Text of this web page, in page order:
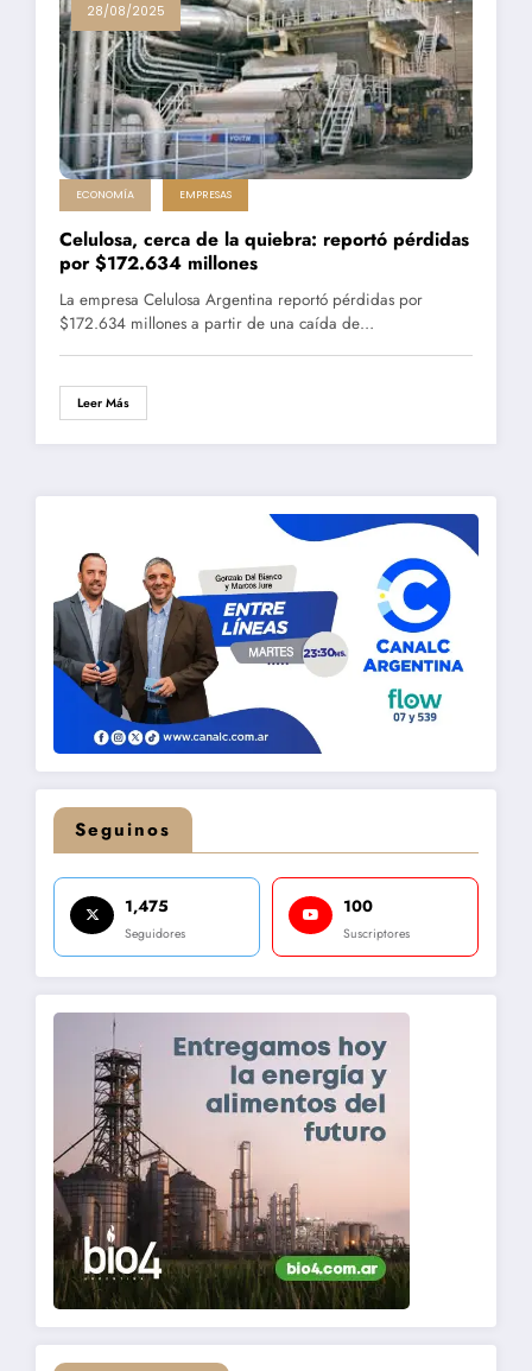
28/08/2025
ECONOMÍA EMPRESAS
Celulosa, cerca de la quiebra: reportó pérdidas
por $172.634 millones
La empresa Celulosa Argentina reportó pérdidas por
$172.634 millones a partir de una caída de…
Leer Más
Seguinos
1,475
Seguidores
100
Suscriptores